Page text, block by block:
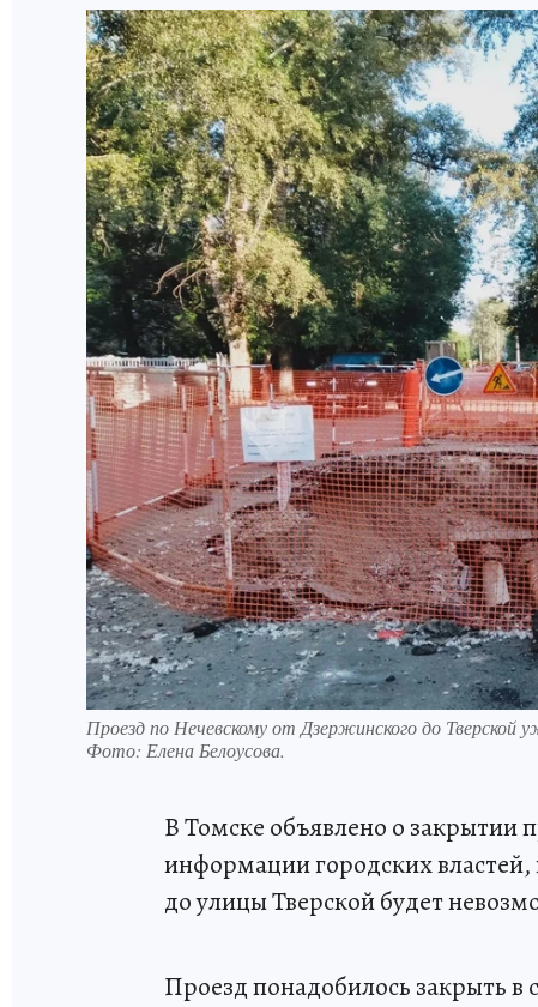
Проезд по Нечевскому от Дзержинского до Тверской
Фото: Елена Белоусова.
В Томске объявлено о закрытии
информации городских
до улицы Тверской будет
Проезд понадобилось закрыть в